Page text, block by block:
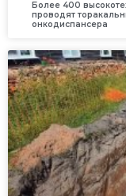
Более 400
проводят
онкодиспансера